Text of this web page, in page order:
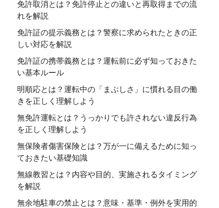
免許取消とは？免許停止との違いと再取得までの流
れを解説
免許証の提示義務とは？警察に求められたときの正
しい対応を解説
免許証の携帯義務とは？運転前に必ず知っておきた
い基本ルール
明順応とは？運転中の「まぶしさ」に慣れる目の働
きを正しく理解しよう
無免許運転とは？うっかりでも許されない違反行為
を正しく理解しよう
無保険者傷害保険とは？万が一に備えるために知っ
ておきたい基礎知識
無線教習とは？内容や目的、実施されるタイミング
を解説
無余地駐車の禁止とは？意味・基準・例外を実用的